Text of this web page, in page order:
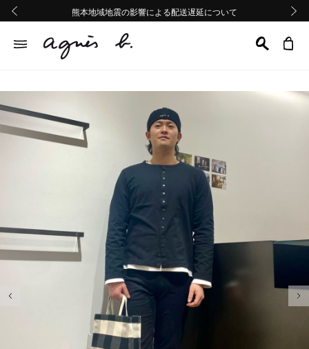
熊本地域地震の影響による配送遅延について
Summer Sale 2buy10%OFF!!
熊本地域地震の影響による配送遅延について
Summer Sale 2buy10%OFF!!
前の画像 次